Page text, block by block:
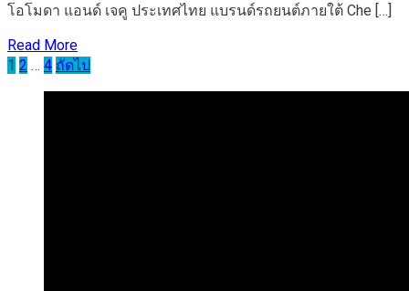
โอโมดา แอนด์ เจคู ประเทศไทย แบรนด์รถยนต์ภายใต้ Che […]
Read More
Posts
pagination
1 2 … 4 ถัดไป